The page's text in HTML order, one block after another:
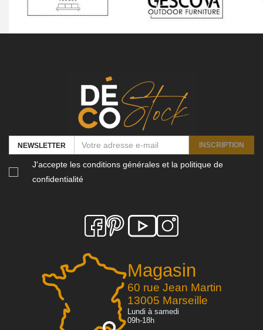
Magasin
60 rue Jean Martin
13005 Marseille
Lundi à samedi
09h-18h
NEWSLETTER INSCRIPTION
J'accepte les conditions générales et la politique de
confidentialité